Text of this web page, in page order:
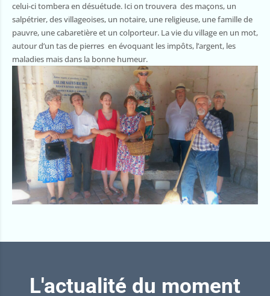
celui-ci tombera en désuétude. Ici on trouvera des maçons, un
salpétrier, des villageoises, un notaire, une religieuse, une famille de
pauvre, une cabaretière et un colporteur. La vie du village en un mot,
autour d’un tas de pierres en évoquant les impôts, l’argent, les
maladies mais dans la bonne humeur.
L'actualité du moment